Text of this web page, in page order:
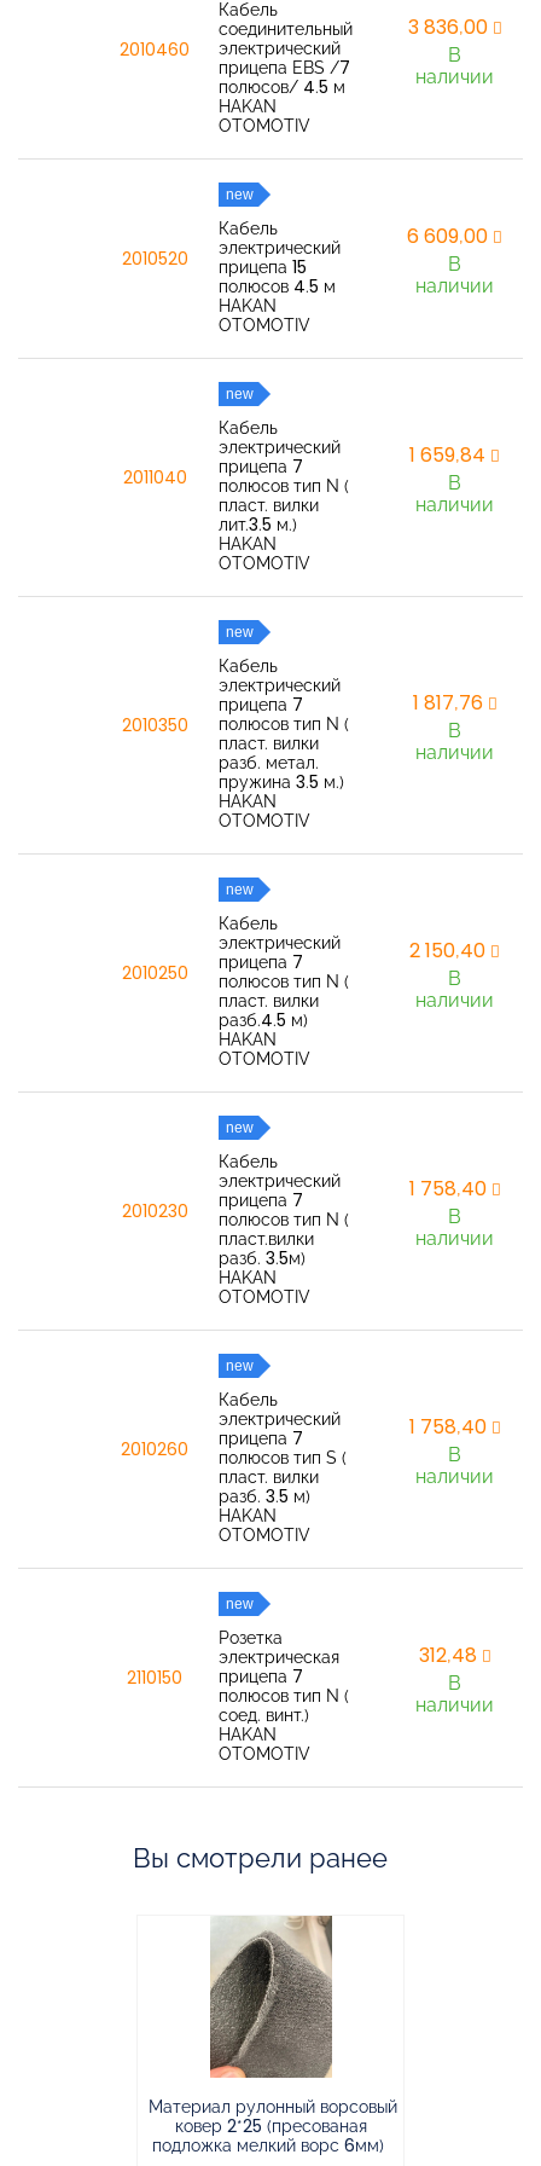
2010460
Кабель
соединительный
электрический
прицепа EBS /7
полюсов/ 4.5 м
HAKAN
OTOMOTIV
3 836,00
В
наличии
2010520
new
Кабель
электрический
прицепа 15
полюсов 4.5 м
HAKAN
OTOMOTIV
6 609,00
В
наличии
2011040
new
Кабель
электрический
прицепа 7
полюсов тип N (
пласт. вилки
лит.3.5 м.)
HAKAN
OTOMOTIV
1 659,84
В
наличии
2010350
new
Кабель
электрический
прицепа 7
полюсов тип N (
пласт. вилки
разб. метал.
пружина 3.5 м.)
HAKAN
OTOMOTIV
1 817,76
В
наличии
2010250
new
Кабель
электрический
прицепа 7
полюсов тип N (
пласт. вилки
разб.4.5 м)
HAKAN
OTOMOTIV
2 150,40
В
наличии
2010230
new
Кабель
электрический
прицепа 7
полюсов тип N (
пласт.вилки
разб. 3.5м)
HAKAN
OTOMOTIV
1 758,40
В
наличии
2010260
new
Кабель
электрический
прицепа 7
полюсов тип S (
пласт. вилки
разб. 3.5 м)
HAKAN
OTOMOTIV
1 758,40
В
наличии
2110150
new
Розетка
электрическая
прицепа 7
полюсов тип N (
соед. винт.)
HAKAN
OTOMOTIV
312,48
В
наличии
Вы смотрели ранее
Материал рулонный ворсовый
ковер 2*25 (пресованая
подложка мелкий ворс 6мм)